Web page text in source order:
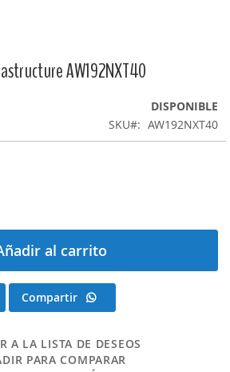
AW192NXT40
DISPONIBLE
SKU
AW192NXT40
al carrito
Compartir
A LA LISTA DE DESEOS
PARA COMPARAR